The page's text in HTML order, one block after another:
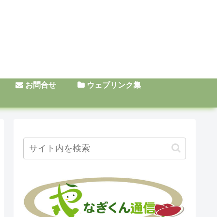
お問合せ ウェブリンク集